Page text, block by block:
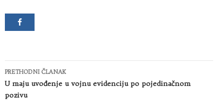
Kretanje
članaka
PRETHODNI ČLANAK
U maju uvođenje u vojnu evidenciju po pojedinačnom
pozivu